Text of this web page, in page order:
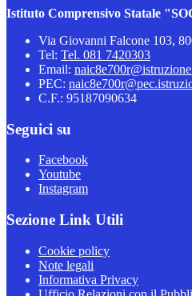
Istituto Comprensivo Statale
Via Giovanni Falcone 103,
Tel: Tel. 081 7420303
Email:
PEC:
C.F.: 95187090634
Seguici su
Facebook
Youtube
Instagram
Sezione Link Utili
Cookie policy
Note legali
Informativa Privacy